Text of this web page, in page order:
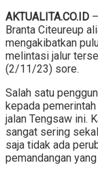
AKTUALITA.CO.ID
Branta Citeureup
mengakibatkan
melintasi jalur
(2/11/23) sore.
Salah satu
kepada
jalan Tengsaw ini.
sangat sering
saja tidak ada
pemandangan